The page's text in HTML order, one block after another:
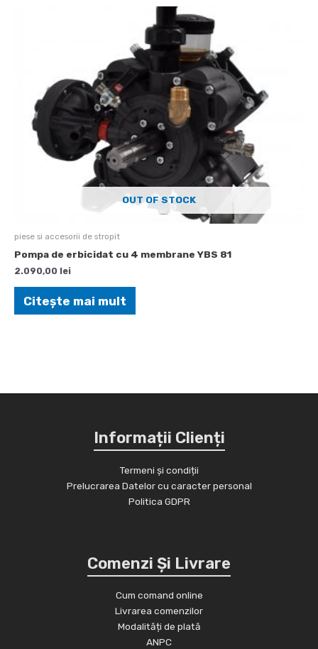
OUT OF STOCK
piese si accesorii de stropit
Pompa de erbicidat cu 4 membrane YBS 81
2.090,00 lei
Citește mai mult
Informații Clienți
Termeni și condiții
Prelucrarea Datelor cu caracter personal
Politica GDPR
Comenzi Și Livrare
Cum comand online
Livrarea comenzilor
Modalități de plată
ANPC